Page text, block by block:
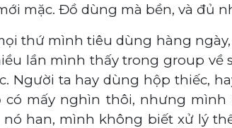
mặc. Đồ dùng mà bền, và đủ
thứ mình tiêu dùng hàng
lần mình thấy trong group về
Người ta hay dùng hộp thiếc,
mấy nghìn thôi, nhưng
han, mình không biết xử lý